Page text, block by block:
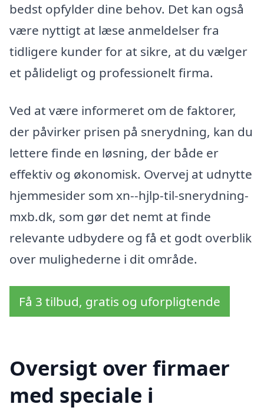
bedst opfylder dine behov. Det kan også
være nyttigt at læse anmeldelser fra
tidligere kunder for at sikre, at du vælger
et pålideligt og professionelt firma.
Ved at være informeret om de faktorer,
der påvirker prisen på snerydning, kan du
lettere finde en løsning, der både er
effektiv og økonomisk. Overvej at udnytte
hjemmesider som xn--hjlp-til-snerydning-
mxb.dk, som gør det nemt at finde
relevante udbydere og få et godt overblik
over mulighederne i dit område.
Få 3 tilbud, gratis og uforpligtende
Oversigt over firmaer
med speciale i